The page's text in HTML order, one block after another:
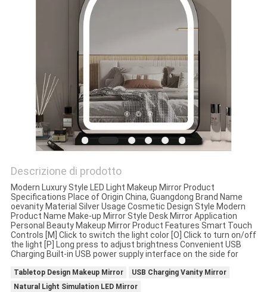
CASI
RICHIEDERE
UN
PREVENTIVO
SITEMAP
NORME
SULLA
Descrizione di prodotto
Modern Luxury Style LED Light Makeup Mirror Product
Specifications Place of Origin China, Guangdong Brand Name
oevanity Material Silver Usage Cosmetic Design Style Modern
Product Name Make-up Mirror Style Desk Mirror Application
Personal Beauty Makeup Mirror Product Features Smart Touch
Controls [M] Click to switch the light color [O] Click to turn on/off
the light [P] Long press to adjust brightness Convenient USB
Charging Built-in USB power supply interface on the side for
Tabletop Design Makeup Mirror
USB Charging Vanity Mirror
Natural Light Simulation LED Mirror